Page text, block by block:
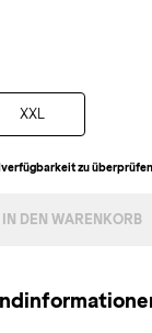
XXL
zu überprüfen
IN DEN WARENKORB